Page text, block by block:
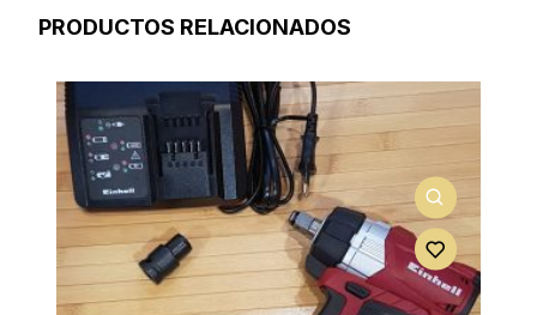
PRODUCTOS RELACIONADOS